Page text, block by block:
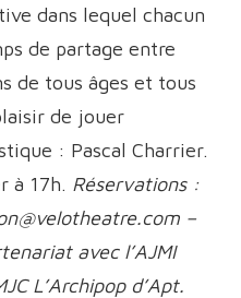
dans lequel chacun
de partage entre
de tous âges et tous
de jouer
: Pascal Charrier.
à 17h. Réservations :
–
avec l’AJMI
L’Archipop d’Apt.